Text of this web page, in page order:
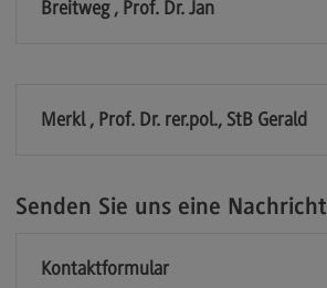
Kontakt
Berufsperspektiven
Breitweg , Prof. Dr. Jan
Merkl , Prof. Dr. rer.pol., StB Gerald
Senden Sie uns eine Nachricht
Kontaktformular